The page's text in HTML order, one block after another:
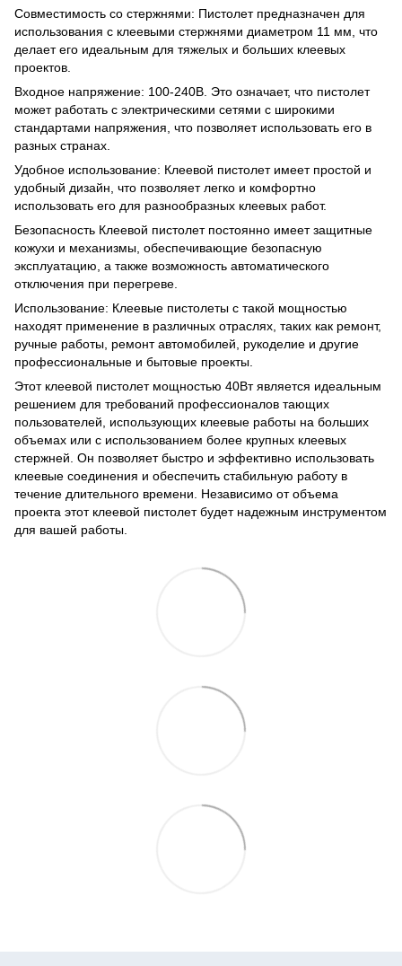
Совместимость со стержнями: Пистолет предназначен для
использования с клеевыми стержнями диаметром 11 мм, что
делает его идеальным для тяжелых и больших клеевых
проектов.
Входное напряжение: 100-240В. Это означает, что пистолет
может работать с электрическими сетями с широкими
стандартами напряжения, что позволяет использовать его в
разных странах.
Удобное использование: Клеевой пистолет имеет простой и
удобный дизайн, что позволяет легко и комфортно
использовать его для разнообразных клеевых работ.
Безопасность Клеевой пистолет постоянно имеет защитные
кожухи и механизмы, обеспечивающие безопасную
эксплуатацию, а также возможность автоматического
отключения при перегреве.
Использование: Клеевые пистолеты с такой мощностью
находят применение в различных отраслях, таких как ремонт,
ручные работы, ремонт автомобилей, рукоделие и другие
профессиональные и бытовые проекты.
Этот клеевой пистолет мощностью 40Вт является идеальным
решением для требований профессионалов тающих
пользователей, использующих клеевые работы на больших
объемах или с использованием более крупных клеевых
стержней. Он позволяет быстро и эффективно использовать
клеевые соединения и обеспечить стабильную работу в
течение длительного времени. Независимо от объема
проекта этот клеевой пистолет будет надежным инструментом
для вашей работы.